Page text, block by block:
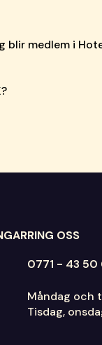
blir medlem i
RING OSS
0771 - 43 50
Måndag och
Tisdag,